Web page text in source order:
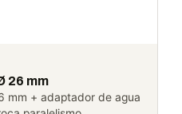
26 mm
mm + adaptador de agua